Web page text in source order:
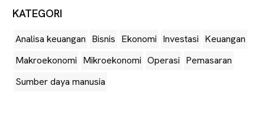
KATEGORI
Analisa keuangan Bisnis Ekonomi Investasi Keuangan
Makroekonomi Mikroekonomi Operasi Pemasaran
Sumber daya manusia